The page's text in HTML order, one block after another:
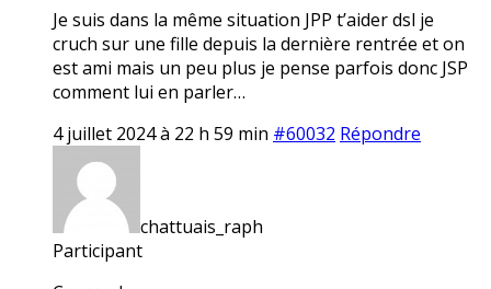
Je suis dans la même situation JPP t’aider dsl je
cruch sur une fille depuis la dernière rentrée et on
est ami mais un peu plus je pense parfois donc JSP
comment lui en parler…
4 juillet 2024 à 22 h 59 min #60032 Répondre
chattuais_raph
Participant